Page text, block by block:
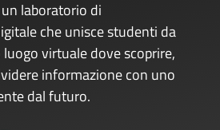
laboratorio di
che unisce studenti da
virtuale dove scoprire,
informazione con uno
dal futuro.